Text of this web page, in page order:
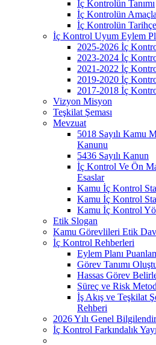
İç Kontrolün Tanımı
İç Kontrolün
İç Kontrolün
İç Kontrol Uyum Eylem
2025-2026 İç
2023-2024 İç
2021-2022 İç
2019-2020 İç
2017-2018 İç
Vizyon Misyon
Teşkilat Şeması
Mevzuat
5018 Sayılı Kamu
Kanunu
5436 Sayılı Kanun
İç Kontrol Ve Ön
Esaslar
Kamu İç Kontrol
Kamu İç Kontrol
Kamu İç Kontrol
Etik Slogan
Kamu Görevlileri Etik
İç Kontrol Rehberleri
Eylem Planı
Görev Tanımı
Hassas Görev
Süreç ve Risk
İş Akış ve Teşkilat
Rehberi
2026 Yılı Genel
İç Kontrol Farkındalık